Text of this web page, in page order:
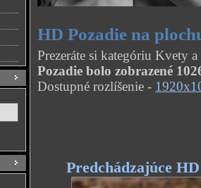
HD Pozadie na
Prezeráte si kategóriu Kvety
Pozadie bolo zobrazené
Dostupné rozlíšenie -
Predchádzajúce